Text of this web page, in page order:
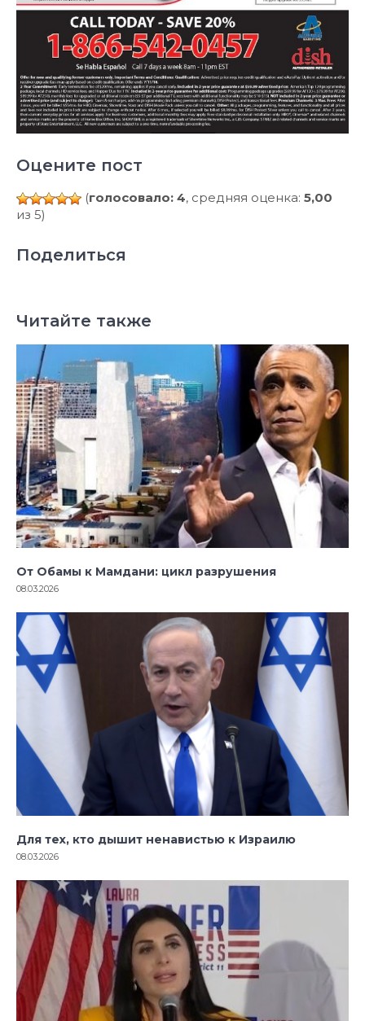
Оцените пост
(голосовало: 4, средняя оценка: 5,00
из 5)
Поделиться
Читайте также
От Обамы к Мамдани: цикл разрушения
08.03.2026
Для тех, кто дышит ненавистью к Израилю
08.03.2026